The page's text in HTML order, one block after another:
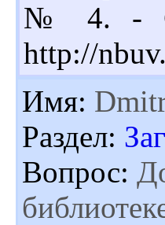
№ 4. - С.
http://
Имя:
Раздел:
Вопрос: